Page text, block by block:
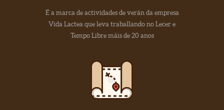
É a marca de actividades de verán da empresa
Vida Lactea que leva traballando no Lecer e
Tempo Libre máis de 20 anos